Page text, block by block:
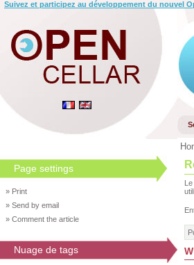
Suivez et participez au développement du nouvel
Page settings
» Print
» Send by email
» Comment the article
Nuage de tags